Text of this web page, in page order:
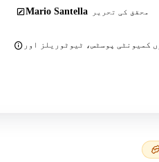
Mario Santella محقق کی تحریر